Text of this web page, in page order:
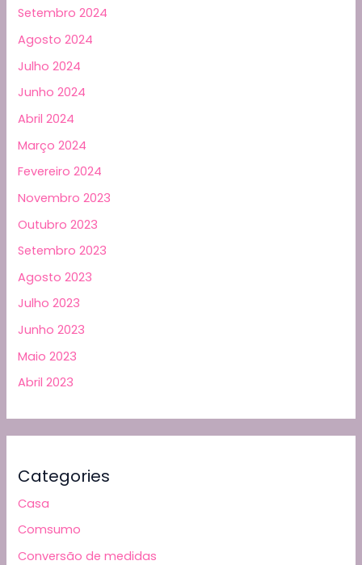
Setembro 2024
Agosto 2024
Julho 2024
Junho 2024
Abril 2024
Março 2024
Fevereiro 2024
Novembro 2023
Outubro 2023
Setembro 2023
Agosto 2023
Julho 2023
Junho 2023
Maio 2023
Abril 2023
Categories
Casa
Comsumo
Conversão de medidas